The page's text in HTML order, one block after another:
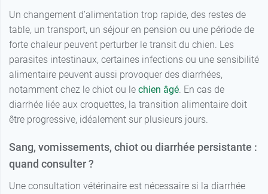
Un changement d’alimentation trop rapide, des restes de
table, un transport, un séjour en pension ou une période de
forte chaleur peuvent perturber le transit du chien. Les
parasites intestinaux, certaines infections ou une sensibilité
alimentaire peuvent aussi provoquer des diarrhées,
notamment chez le chiot ou le chien âgé . En cas de
diarrhée liée aux croquettes, la transition alimentaire doit
être progressive, idéalement sur plusieurs jours.
Sang, vomissements, chiot ou diarrhée persistante :
quand consulter ?
Une consultation vétérinaire est nécessaire si la diarrhée